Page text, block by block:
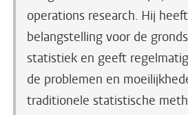
operations research. Hij
belangstelling voor de
statistiek en geeft
de problemen en
traditionele statistische